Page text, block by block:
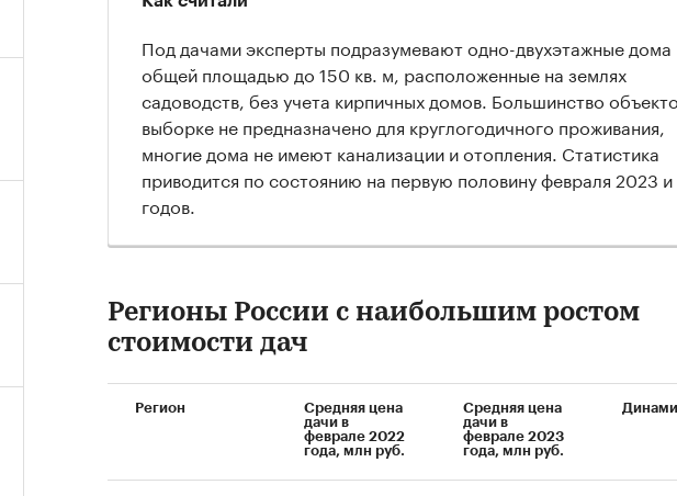
Под дачами эксперты подразумевают одно-двухэтажные дома
общей площадью до 150 кв. м, расположенные на землях
садоводств, без учета кирпичных домов. Большинство
выборке не предназначено для круглогодичного проживания,
многие дома не имеют канализации и отопления. Статистика
приводится по состоянию на первую половину февраля 2023
годов.
Регионы России с наибольшим ростом
стоимости дач
Регион
Средняя цена
дачи в
феврале 2022
года, млн руб.
Средняя цена
дачи в
феврале 2023
года, млн руб.